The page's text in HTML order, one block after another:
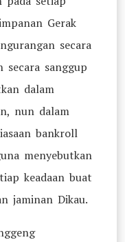
Gerak
secara
sanggup
dalam
nun dalam
bankroll
menyebutkan
keadaan buat
jaminan Dikau.